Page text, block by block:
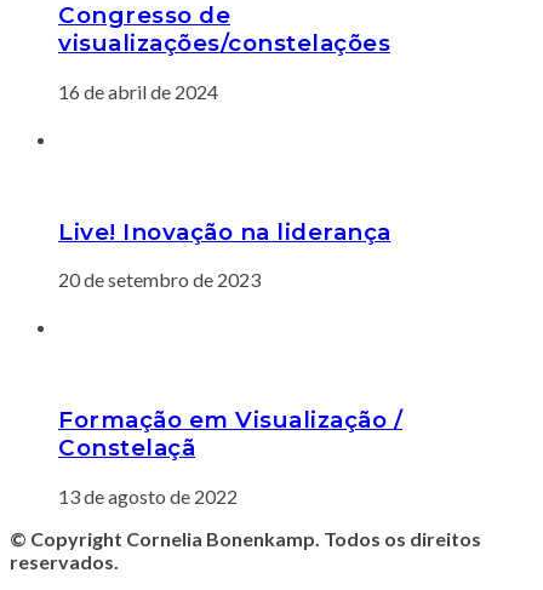
Congresso de
visualizações/constelações
16 de abril de 2024
Live! Inovação na liderança
20 de setembro de 2023
Formação em Visualização /
Constelaçã
13 de agosto de 2022
© Copyright Cornelia Bonenkamp. Todos os direitos
reservados.